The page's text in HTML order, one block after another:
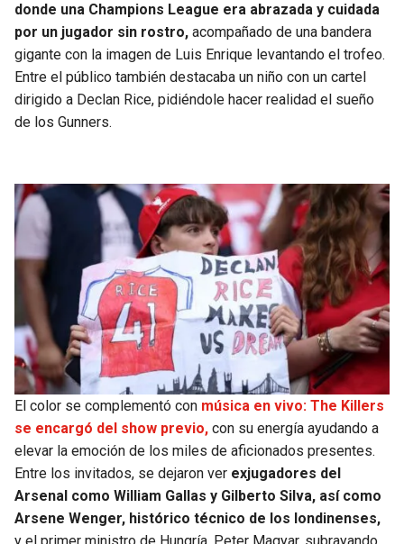
donde una Champions League era abrazada y cuidada
por un jugador sin rostro, acompañado de una bandera
gigante con la imagen de Luis Enrique levantando el trofeo.
Entre el público también destacaba un niño con un cartel
dirigido a Declan Rice, pidiéndole hacer realidad el sueño
de los Gunners.
El color se complementó con música en vivo: The Killers
se encargó del show previo, con su energía ayudando a
elevar la emoción de los miles de aficionados presentes.
Entre los invitados, se dejaron ver exjugadores del
Arsenal como William Gallas y Gilberto Silva, así como
Arsene Wenger, histórico técnico de los londinenses,